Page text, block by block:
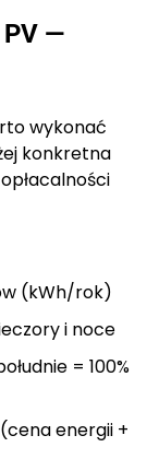
PV —
wykonać
konkretna
(kWh/rok)
i noce
= 100%
energii +